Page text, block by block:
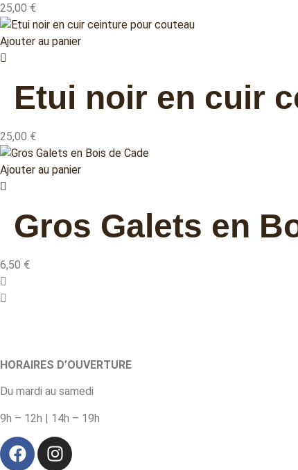
25,00 €
Ajouter au panier
Etui noir en cuir
25,00 €
Ajouter au panier
Gros Galets en
6,50 €
HORAIRES D’OUVERTURE
Du mardi au samedi
9h – 12h | 14h – 19h